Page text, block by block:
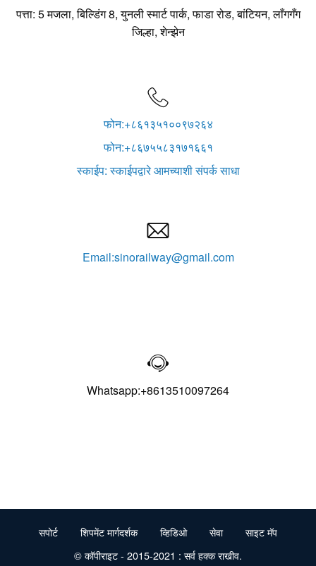
पत्ता: 5 मजला, बिल्डिंग 8, युनली स्मार्ट पार्क, फाडा रोड, बांटियन, लाँगगँग
जिल्हा, शेन्झेन

फोन:+८६१३५१००९७२६४
फोन:+८६७५५८३१७१६६१
स्काईप: स्काईपद्वारे आमच्याशी संपर्क साधा

Email:sinorailway@gmail.com

Whatsapp:+8613510097264
सपोर्ट शिपमेंट मार्गदर्शक व्हिडिओ सेवा
साइट मॅप
© कॉपीराइट - 2015-2021 : सर्व हक्क राखीव.